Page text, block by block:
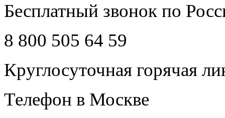
Бесплатный звонок по
8 800 505 64 59
Круглосуточная горячая
Телефон в Москве